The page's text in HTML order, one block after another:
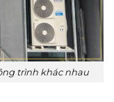
trình khác nhau